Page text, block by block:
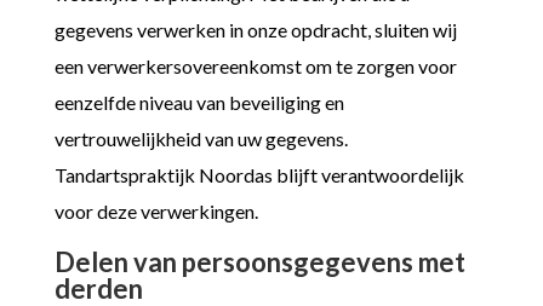
gegevens verwerken in onze opdracht, sluiten wij
een verwerkersovereenkomst om te zorgen voor
eenzelfde niveau van beveiliging en
vertrouwelijkheid van uw gegevens.
Tandartspraktijk Noordas blijft verantwoordelijk
voor deze verwerkingen.
Delen van persoonsgegevens met
derden